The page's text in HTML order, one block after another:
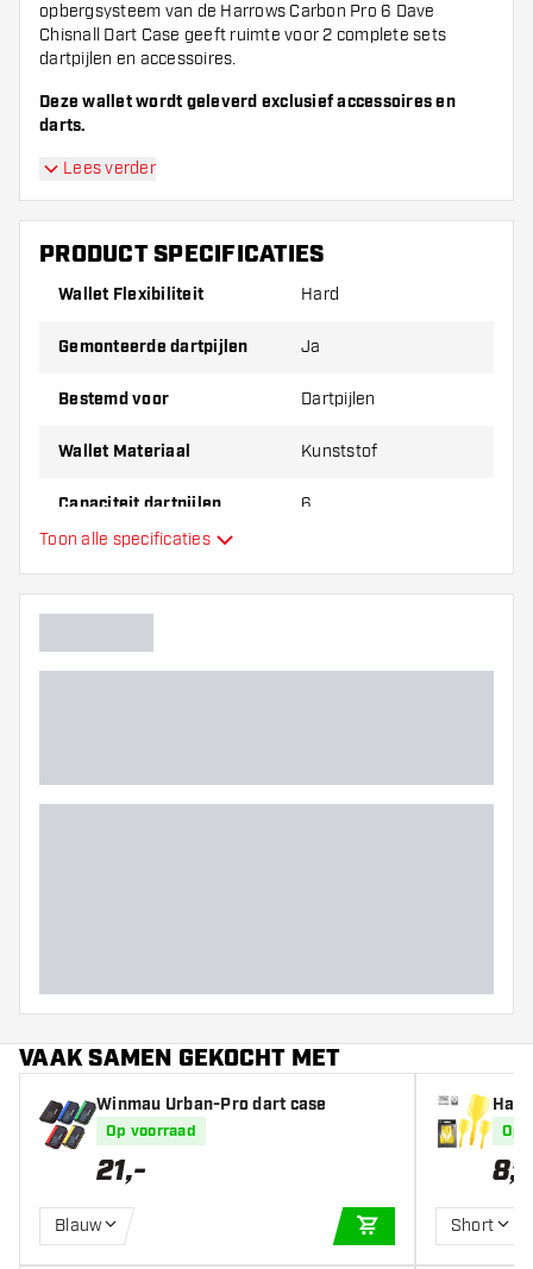
opbergsysteem van de Harrows Carbon Pro 6 Dave
Chisnall Dart Case geeft ruimte voor 2 complete sets
dartpijlen en accessoires.
Deze wallet wordt geleverd exclusief accessoires en
darts.
Lees verder
PRODUCT SPECIFICATIES
Wallet Flexibiliteit Hard
Gemonteerde dartpijlen Ja
Bestemd voor Dartpijlen
Wallet Materiaal Kunststof
Capaciteit dartpijlen 6
Hoofdkleur
Toon alle specificaties
VAAK SAMEN GEKOCHT MET
Winmau Urban-Pro dart case
Op voorraad
21,-
Blauw
IN WINKELWAGEN
tsOp
8,95
Short